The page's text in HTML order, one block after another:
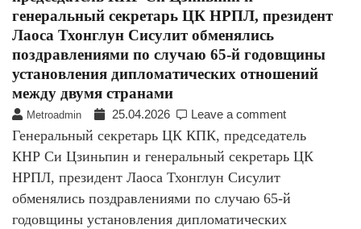
генеральный секретарь ЦК НРПЛ, президент
Лаоса Тхонглун Сисулит обменялись
поздравлениями по случаю 65-й годовщины
установления дипломатических отношений
между двумя странами
Metroadmin 25.04.2026 Leave a comment
Генеральный секретарь ЦК КПК, председатель
КНР Си Цзиньпин и генеральный секретарь ЦК
НРПЛ, президент Лаоса Тхонглун Сисулит
обменялись поздравлениями по случаю 65-й
годовщины установления дипломатических